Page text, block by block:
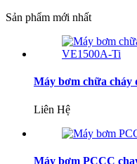
Sản phẩm mới nhất
Máy bơm chữa cháy
Liên Hệ
Máy bơm PCCC